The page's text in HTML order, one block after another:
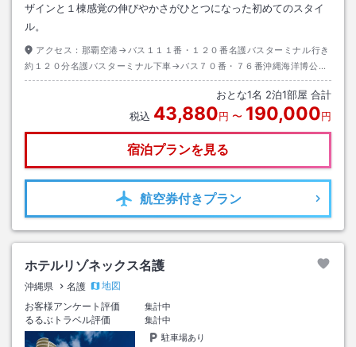
ザインと１棟感覚の伸びやかさがひとつになった初めてのスタイ
ル。
アクセス： 那覇空港→バス１１１番・１２０番名護バスターミナル行き
約１２０分名護バスターミナル下車→バス７０番・７６番沖縄海洋博公園
行き約１５分名桜大学前下車→徒歩約２分
おとな1名 2泊1部屋 合計
税込 43,880円 〜 190,000円
宿泊プランを見る
航空券付きプラン
ホテルリゾネックス名護
沖縄県 名護
地図
お客様アンケート評価
集計中
るるぶトラベル評価
集計中
駐車場あり